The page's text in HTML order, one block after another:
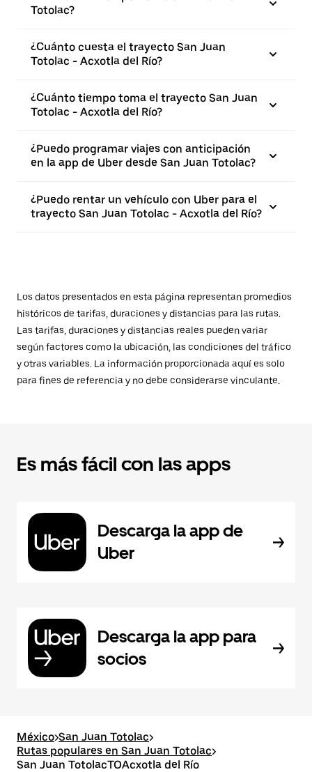
Totolac?
¿Cuánto cuesta el trayecto San Juan
Totolac - Acxotla del Río?
¿Cuánto tiempo toma el trayecto San Juan
Totolac - Acxotla del Río?
¿Puedo programar viajes con anticipación
en la app de Uber desde San Juan Totolac?
¿Puedo rentar un vehículo con Uber para el
trayecto San Juan Totolac - Acxotla del Río?
Los datos presentados en esta página representan promedios
históricos de tarifas, duraciones y distancias para las rutas.
Las tarifas, duraciones y distancias reales pueden variar
según factores como la ubicación, las condiciones del tráfico
y otras variables. La información proporcionada aquí es solo
para fines de referencia y no debe considerarse vinculante.
Es más fácil con las apps
Descarga la app de
Uber
Descarga la app para
socios
México>San Juan Totolac>
Rutas populares en San Juan Totolac>
San Juan TotolacTOAcxotla del Río